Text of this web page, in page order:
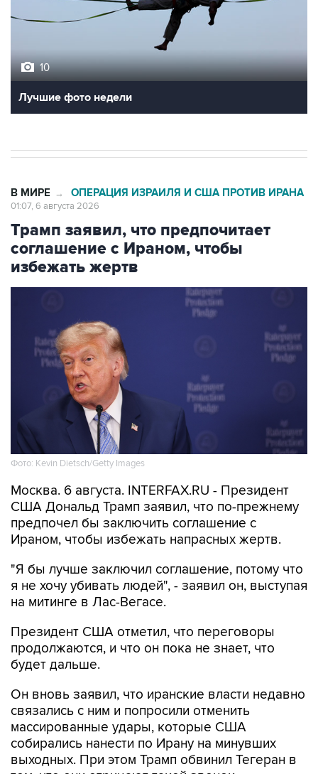
Лучшие фото недели
Трамп заявил, что предпочитает
соглашение с Ираном, чтобы
избежать жертв
Фото: Kevin Dietsch/Getty Images
Москва. 6 августа. INTERFAX.RU - Президент
предпочел бы заключить соглашение с
Ираном, чтобы избежать напрасных жертв.
"Я бы лучше заключил соглашение, потому что
на митинге в Лас-Вегасе.
Президент США отметил, что переговоры
будет дальше.
Он вновь заявил, что иранские власти недавно
массированные удары, которые США
собирались нанести по Ирану на минувших
выходных. При этом Трамп обвинил Тегеран в
том, что они отрицают такой звонок.